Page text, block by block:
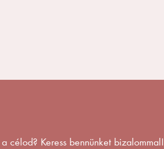
célod? Keress bennünket bizalommal!